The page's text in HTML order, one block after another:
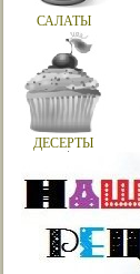
САЛАТЫ
ДЕСЕРТЫ